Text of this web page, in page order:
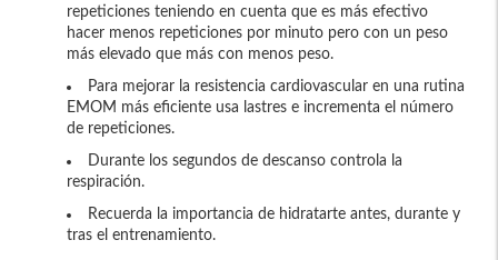
repeticiones teniendo en cuenta que es más efectivo
hacer menos repeticiones por minuto pero con un peso
más elevado que más con menos peso.
Para mejorar la resistencia cardiovascular en una rutina
EMOM más eficiente usa lastres e incrementa el número
de repeticiones.
Durante los segundos de descanso controla la
respiración.
Recuerda la importancia de hidratarte antes, durante y
tras el entrenamiento.